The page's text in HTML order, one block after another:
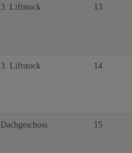
3. Liftstock 13
3. Liftstock 14
Dachgeschoss 15